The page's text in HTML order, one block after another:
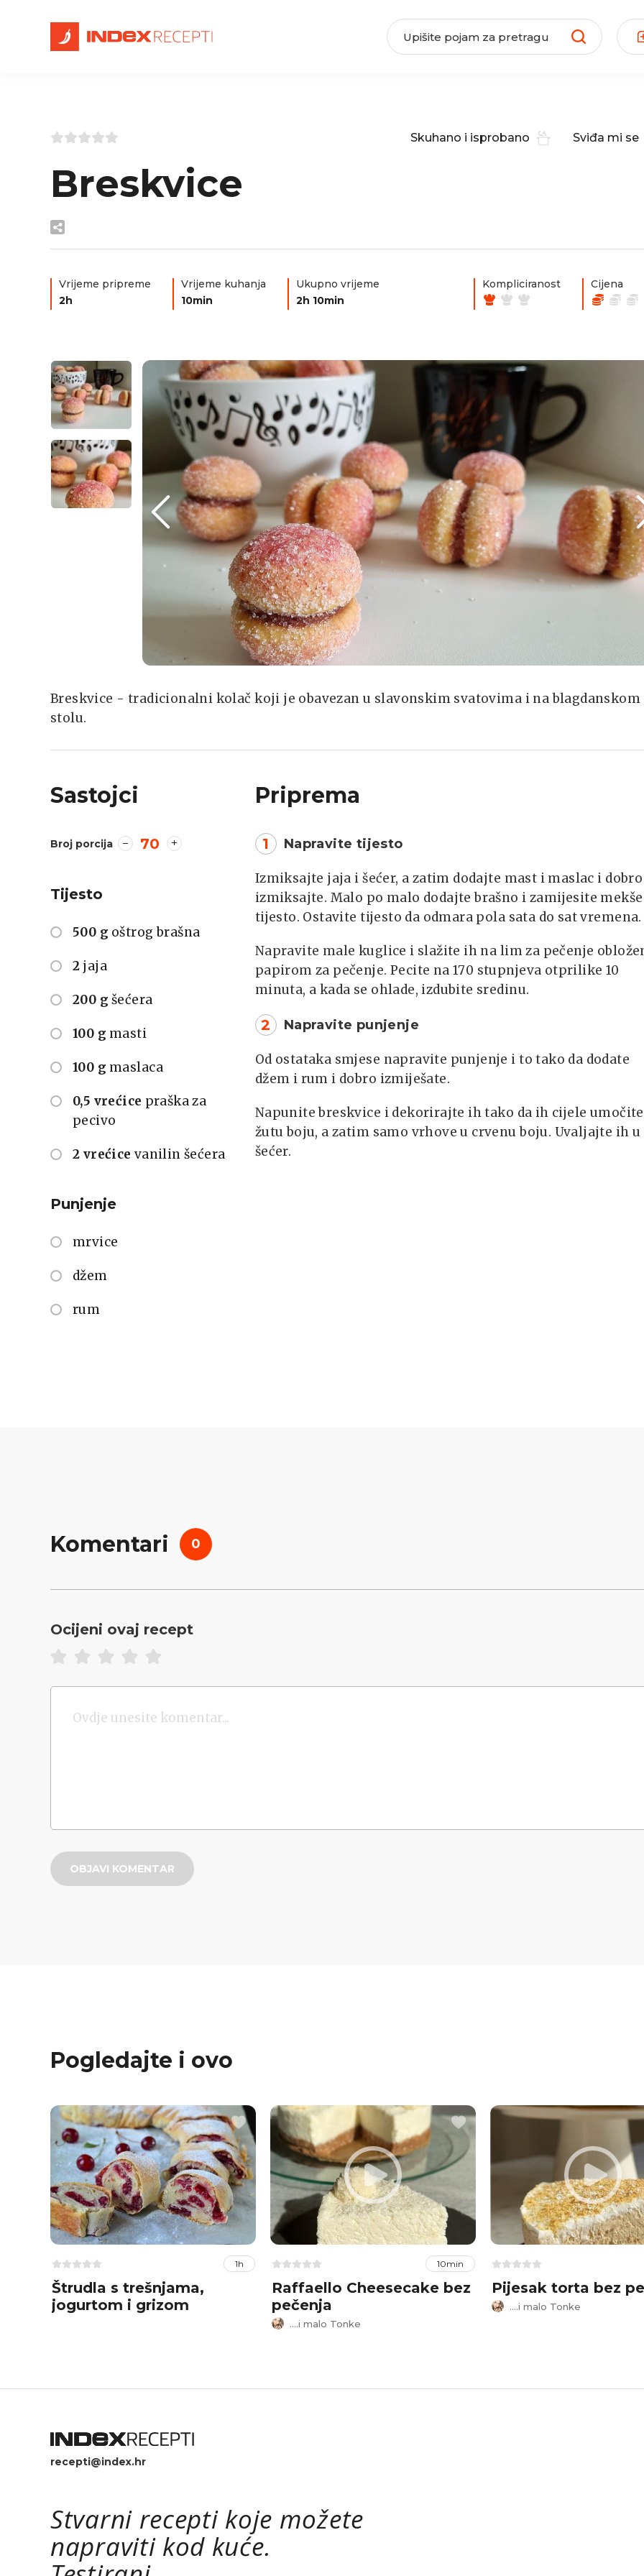
Skuhano i isprobano Sviđa mi se
Breskvice
Vrijeme pripreme
2h
Vrijeme kuhanja
10min
Ukupno vrijeme
2h 10min
Kompliciranost Cijena
Breskvice - tradicionalni kolač koji je obavezan u slavonskim svatovima i na blagdanskom
stolu.
Sastojci
Broj porcija 70
Tijesto
500 g oštrog brašna
2 jaja
200 g šećera
100 g masti
100 g maslaca
0,5 vrećice praška za
pecivo
2 vrećice vanilin šećera
Punjenje
mrvice
džem
rum
Priprema
1 Napravite tijesto
Izmiksajte jaja i šećer, a zatim dodajte mast i maslac i dobro
izmiksajte. Malo po malo dodajte brašno i zamijesite mekše
tijesto. Ostavite tijesto da odmara pola sata do sat vremena.
Napravite male kuglice i slažite ih na lim za pečenje
papirom za pečenje. Pecite na 170 stupnjeva otprilike 10
minuta, a kada se ohlade, izdubite sredinu.
2 Napravite punjenje
Od ostataka smjese napravite punjenje i to tako da dodate
džem i rum i dobro izmiješate.
Napunite breskvice i dekorirajte ih tako da ih cijele
žutu boju, a zatim samo vrhove u crvenu boju. Uvaljajte ih u
šećer.
Komentari 0
Ocijeni ovaj recept
OBJAVI KOMENTAR
Pogledajte i ovo
1h
Štrudla s trešnjama,
jogurtom i grizom
10min
Raffaello Cheesecake bez
pečenja
....i malo Tonke
Pijesak torta bez
....i malo Tonke
recepti@index.hr
Stvarni recepti koje možete
napraviti kod kuće.